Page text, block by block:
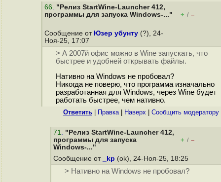
66. "Релиз StartWine-Launcher 412,
программы для запуска Windows-..."
+ / –
Сообщение от Юзер убунту (?), 24-
Ноя-25, 17:07
> А 2007й офис можно в Wine запускать, что
быстрее и удобней открывать файлы.
Нативно на Windows не пробовал?
Никогда не поверю, что программа изначально
разработанная для Windows, через Wine будет
работать быстрее, чем нативно.
Ответить Правка| Наверх Cообщить модератору
71. "Релиз StartWine-Launcher 412,
программы для запуска
Windows-..."
+ / –
Сообщение от _kp (ok), 24-Ноя-25, 18:25
> Нативно на Windows не пробовал?